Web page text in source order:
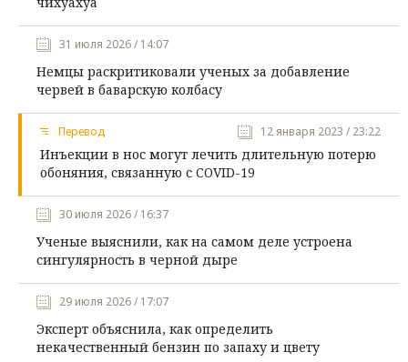
31 июля 2026 / 14:07
Немцы раскритиковали ученых за добавление
червей в баварскую колбасу
Перевод 12 января 2023 / 23:22
Инъекции в нос могут лечить длительную потерю
обоняния, связанную с COVID-19
30 июля 2026 / 16:37
Ученые выяснили, как на самом деле устроена
сингулярность в черной дыре
29 июля 2026 / 17:07
Эксперт объяснила, как определить
некачественный бензин по запаху и цвету